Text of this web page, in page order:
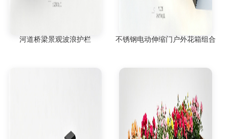
河道桥梁景观波浪护栏 不锈钢电动伸缩门户外花箱组合